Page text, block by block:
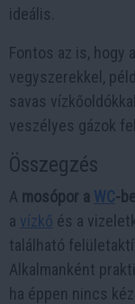
ideális.
Fontos az is, hogy
vegyszerekkel,
savas
veszélyes gázok
Összegzés
A mosópor a WC-
a vízkő és a
található
Alkalmanként
ha éppen nincs